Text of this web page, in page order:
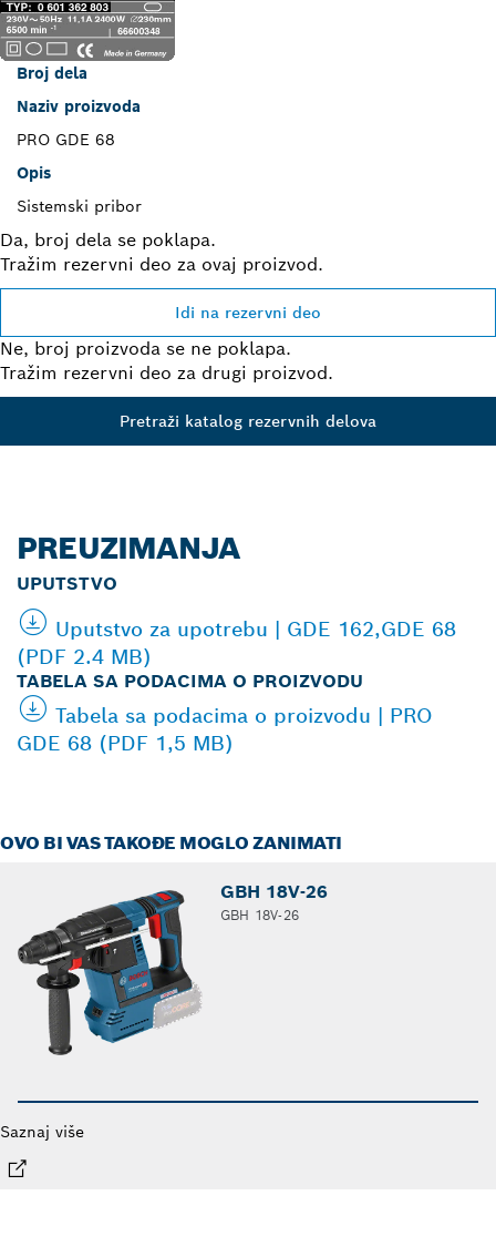
Broj dela
Naziv proizvoda
PRO GDE 68
Opis
Sistemski pribor
Da, broj dela se poklapa.
Tražim rezervni deo za ovaj proizvod.
Idi na rezervni deo
Ne, broj proizvoda se ne poklapa.
Tražim rezervni deo za drugi proizvod.
Pretraži katalog rezervnih delova
PREUZIMANJA
UPUTSTVO
Uputstvo za upotrebu | GDE 162,GDE 68
(PDF 2.4 MB)
TABELA SA PODACIMA O PROIZVODU
Tabela sa podacima o proizvodu | PRO
GDE 68 (PDF 1,5 MB)
OVO BI VAS TAKOĐE MOGLO ZANIMATI
GBH 18V-26
GBH 18V-26
Saznaj više